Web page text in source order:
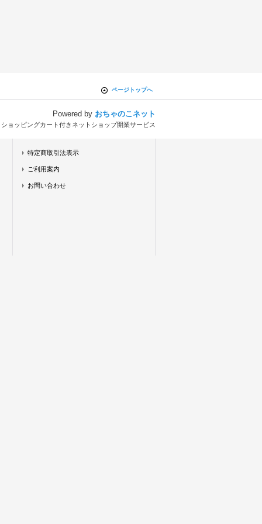
ページトップへ
Powered by おちゃのこネット
ョッピングカート付きネットショップ開業サービス
特定商取引法表示
ご利用案内
お問い合わせ